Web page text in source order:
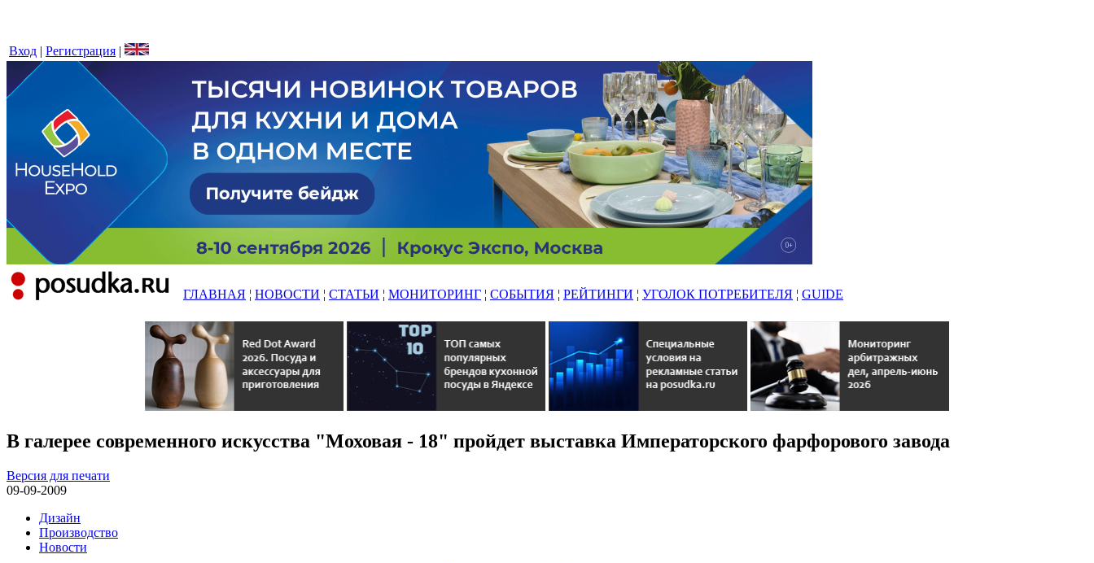
Вход | Регистрация |
ГЛАВНАЯ ¦ НОВОСТИ ¦ СТАТЬИ ¦ МОНИТОРИНГ ¦ СОБЫТИЯ ¦ РЕЙТИНГИ ¦ УГОЛОК ПОТРЕБИТЕЛЯ ¦ GUIDE
В галерее современного искусства "Моховая - 18" пройдет выставка Императорского фарфорового завода
Версия для печати
09-09-2009
Дизайн
Производство
Новости